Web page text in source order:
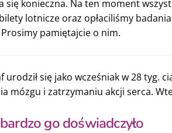
się konieczna. Na ten moment
lotnicze oraz opłaciliśmy
pamiętajcie o nim.
urodził się jako wcześniak w 28 tyg.
mózgu i zatrzymaniu akcji serca.
go doświadczyło